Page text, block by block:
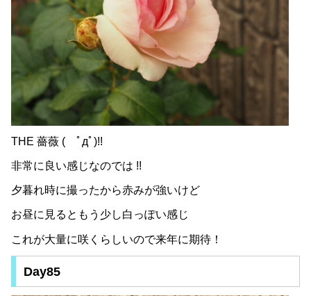
THE 薔薇 ( ﾟдﾟ)!!
非常に良い感じなのでは !!
夕暮れ時に撮ったから赤みが強いけど
お昼に見るともう少し白っぽい感じ
これが大量に咲くらしいので来年に期待！
Day85